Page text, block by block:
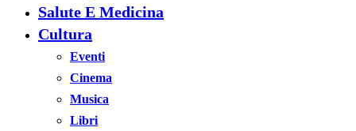
Salute E Medicina
Cultura
Eventi
Cinema
Musica
Libri